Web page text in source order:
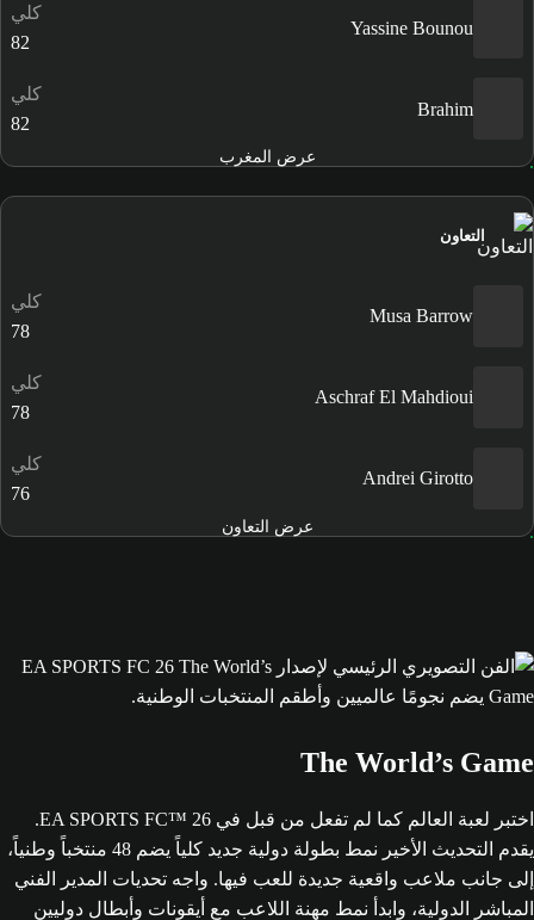
Yassine Bounou
كلي
82
Brahim
كلي
82
عرض المغرب
التعاون
Musa Barrow
كلي
78
Aschraf El Mahdioui
كلي
78
Andrei Girotto
كلي
76
عرض التعاون
The World’s Game
اختبر لعبة العالم كما لم تفعل من قبل في EA SPORTS FC™ 26.
يقدم التحديث الأخير نمط بطولة دولية جديد كلياً يضم 48 منتخباً وطنياً،
إلى جانب ملاعب واقعية جديدة للعب فيها. واجه تحديات المدير الفني
المباشر الدولية، وابدأ نمط مهنة اللاعب مع أيقونات وأبطال دوليين